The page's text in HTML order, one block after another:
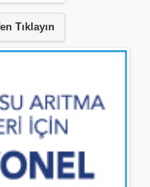
Tıklayın